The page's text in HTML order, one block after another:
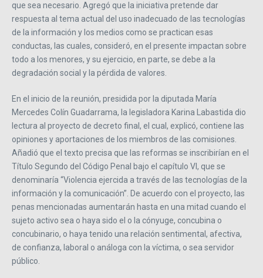
que sea necesario. Agregó que la iniciativa pretende dar
respuesta al tema actual del uso inadecuado de las tecnologías
de la información y los medios como se practican esas
conductas, las cuales, consideró, en el presente impactan sobre
todo a los menores, y su ejercicio, en parte, se debe a la
degradación social y la pérdida de valores.
En el inicio de la reunión, presidida por la diputada María
Mercedes Colín Guadarrama, la legisladora Karina Labastida dio
lectura al proyecto de decreto final, el cual, explicó, contiene las
opiniones y aportaciones de los miembros de las comisiones.
Añadió que el texto precisa que las reformas se inscribirían en el
Título Segundo del Código Penal bajo el capítulo VI, que se
denominaría “Violencia ejercida a través de las tecnologías de la
información y la comunicación”. De acuerdo con el proyecto, las
penas mencionadas aumentarán hasta en una mitad cuando el
sujeto activo sea o haya sido el o la cónyuge, concubina o
concubinario, o haya tenido una relación sentimental, afectiva,
de confianza, laboral o análoga con la víctima, o sea servidor
público.